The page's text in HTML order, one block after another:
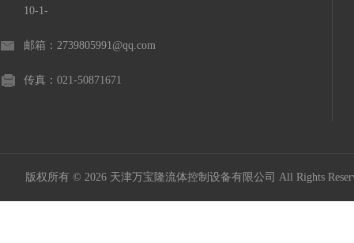
10-1-
邮箱：2739805991@qq.com
传真：021-50871671
版权所有 © 2026 天津万宝隆流体控制设备有限公司 All Rights